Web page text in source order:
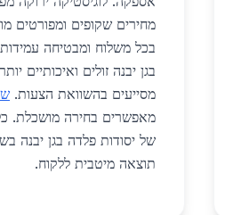
מחירים שקופים ומפורטים
בכל משלוח ומבטיחה
בגן יבנה זולים ואיכותיים
מסייעים בהשוואת הצעות.
מאפשרים בחירה מושכלת.
תוצאה מיטבית ללקוח.